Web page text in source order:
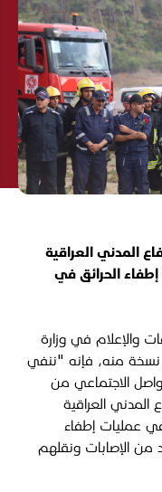
المدني العراقية
الحرائق في
والإعلام في وزارة
نسخة منه، فإنه "ننفي
الاجتماعي من
العراقية
عمليات إطفاء
من الإصابات ونقلهم